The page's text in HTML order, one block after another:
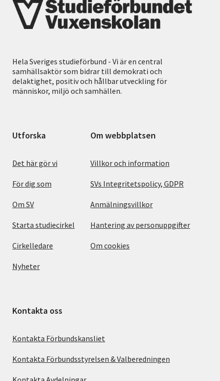
Hela Sveriges studieförbund - Vi är en central
samhällsaktör som bidrar till demokrati och
delaktighet, positiv och hållbar utveckling för
människor, miljö och samhällen.
Utforska
Det här gör vi
För dig som
Om SV
Starta studiecirkel
Cirkelledare
Nyheter
Om webbplatsen
Villkor och information
SVs Integritetspolicy, GDPR
Anmälningsvillkor
Hantering av personuppgifter
Om cookies
Kontakta oss
Kontakta Förbundskansliet
Kontakta Förbundsstyrelsen & Valberedningen